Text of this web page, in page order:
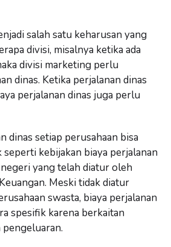
salah satu keharusan yang
divisi, misalnya ketika ada
divisi marketing perlu
dinas. Ketika perjalanan dinas
perjalanan dinas juga perlu
dinas setiap perusahaan bisa
seperti kebijakan biaya perjalanan
yang telah diatur oleh
Meski tidak diatur
swasta, biaya perjalanan
spesifik karena berkaitan
pengeluaran.